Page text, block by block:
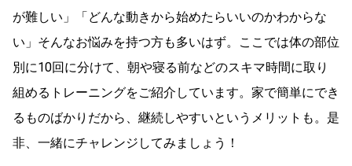
が難しい」「どんな動きから始めたらいいのかわからな
い」そんなお悩みを持つ方も多いはず。ここでは体の部位
別に10回に分けて、朝や寝る前などのスキマ時間に取り
組めるトレーニングをご紹介しています。家で簡単にでき
るものばかりだから、継続しやすいというメリットも。是
非、一緒にチャレンジしてみましょう！